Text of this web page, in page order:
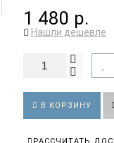
1 480 р.
Нашли дешевле
В КОРЗИНУ